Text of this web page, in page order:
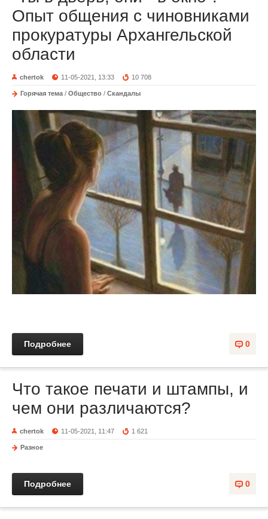
Опыт общения с чиновниками
прокуратуры Архангельской
области
chertok 11-05-2021, 13:33 10 708
Горячая тема / Общество / Скандалы
0
Подробнее
Что такое печати и штампы, и
чем они различаются?
chertok 11-05-2021, 11:47 1 621
Разное
0
Подробнее